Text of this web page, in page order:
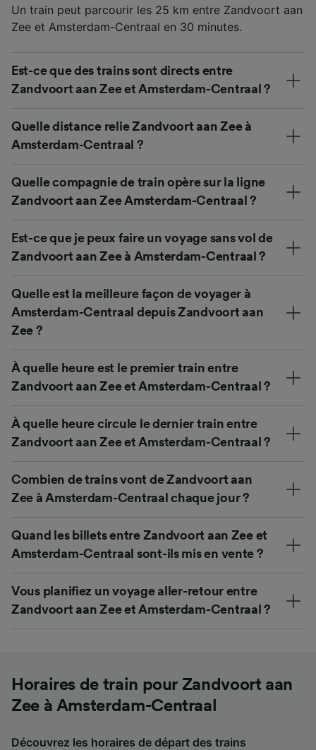
Un train peut parcourir les 25 km entre Zandvoort aan
Zee et Amsterdam-Centraal en 30 minutes.
Est-ce que des trains sont directs entre
Zandvoort aan Zee et Amsterdam-Centraal ?
Quelle distance relie Zandvoort aan Zee à
Amsterdam-Centraal ?
Quelle compagnie de train opère sur la ligne
Zandvoort aan Zee Amsterdam-Centraal ?
Est-ce que je peux faire un voyage sans vol de
Zandvoort aan Zee à Amsterdam-Centraal ?
Quelle est la meilleure façon de voyager à
Amsterdam-Centraal depuis Zandvoort aan
Zee ?
À quelle heure est le premier train entre
Zandvoort aan Zee et Amsterdam-Centraal ?
À quelle heure circule le dernier train entre
Zandvoort aan Zee et Amsterdam-Centraal ?
Combien de trains vont de Zandvoort aan
Zee à Amsterdam-Centraal chaque jour ?
Quand les billets entre Zandvoort aan Zee et
Amsterdam-Centraal sont-ils mis en vente ?
Vous planifiez un voyage aller-retour entre
Zandvoort aan Zee et Amsterdam-Centraal ?
Horaires de train pour Zandvoort aan
Zee à Amsterdam-Centraal
Découvrez les horaires de départ des trains